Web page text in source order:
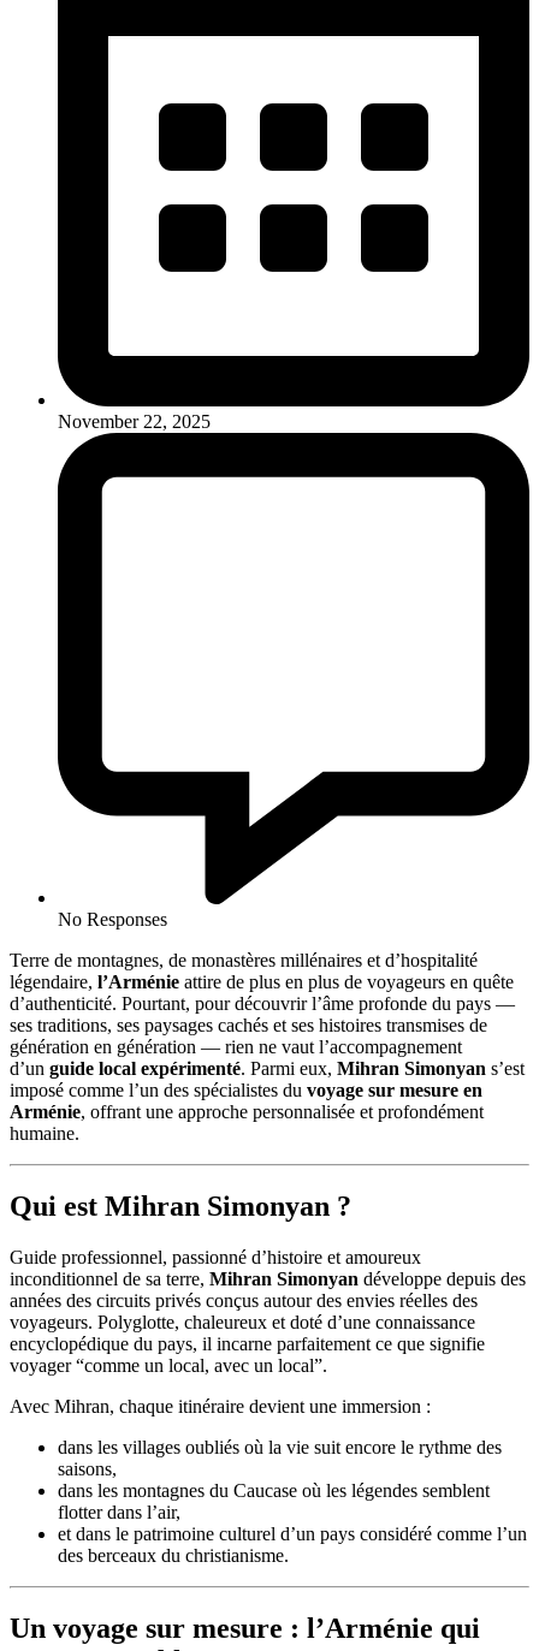
November 22, 2025
No Responses
Terre de montagnes, de monastères millénaires et d’hospitalité
légendaire, l’Arménie attire de plus en plus de voyageurs en quête
d’authenticité. Pourtant, pour découvrir l’âme profonde du pays —
ses traditions, ses paysages cachés et ses histoires transmises de
génération en génération — rien ne vaut l’accompagnement
d’un guide local expérimenté. Parmi eux, Mihran Simonyan s’est
imposé comme l’un des spécialistes du voyage sur mesure en
Arménie, offrant une approche personnalisée et profondément
humaine.
Qui est Mihran Simonyan ?
Guide professionnel, passionné d’histoire et amoureux
inconditionnel de sa terre, Mihran Simonyan développe depuis des
années des circuits privés conçus autour des envies réelles des
voyageurs. Polyglotte, chaleureux et doté d’une connaissance
encyclopédique du pays, il incarne parfaitement ce que signifie
voyager “comme un local, avec un local”.
Avec Mihran, chaque itinéraire devient une immersion :
dans les villages oubliés où la vie suit encore le rythme des
saisons,
dans les montagnes du Caucase où les légendes semblent
flotter dans l’air,
et dans le patrimoine culturel d’un pays considéré comme l’un
des berceaux du christianisme.
Un voyage sur mesure : l’Arménie qui